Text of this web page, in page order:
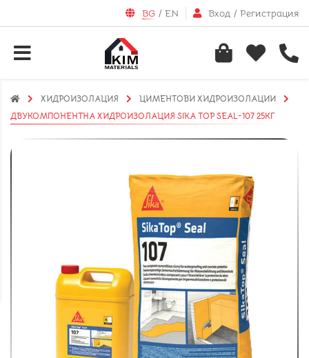
BG / EN Вход / Регистрация
ХИДРОИЗОЛАЦИЯ
ЦИМЕНТОВИ ХИДРОИЗОЛАЦИИ
ДВУКОМПОНЕНТНА ХИДРОИЗОЛАЦИЯ SIKA TOP SEAL-107 25КГ